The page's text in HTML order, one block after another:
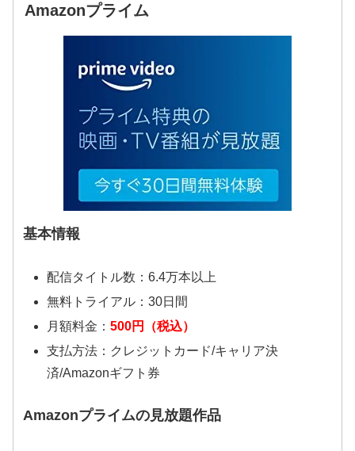
Amazonプライム
基本情報
配信タイトル数：6.4万本以上
無料トライアル：30日間
月額料金： 500円（税込）
支払方法：クレジットカード/キャリア決
済/Amazonギフト券
Amazonプライムの見放題作品